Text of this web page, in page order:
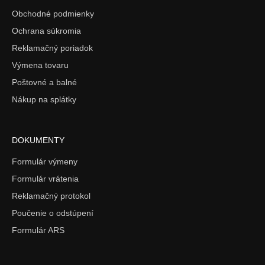
Obchodné podmienky
Ochrana súkromia
Reklamačný poriadok
Výmena tovaru
Poštovné a balné
Nákup na splátky
DOKUMENTY
Formulár výmeny
Formulár vrátenia
Reklamačný protokol
Poučenie o odstúpení
Formulár ARS